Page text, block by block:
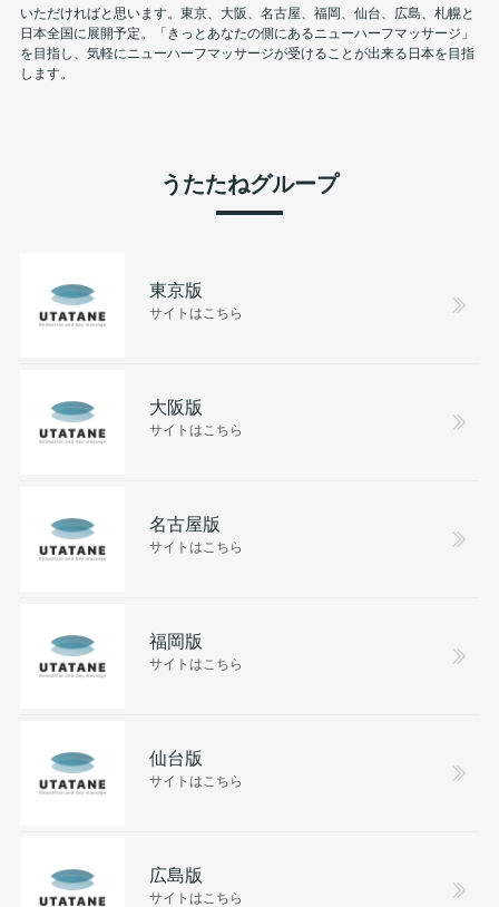
いただければと思います。東京、大阪、名古屋、福岡、仙台、広島、札幌と
日本全国に展開予定。「きっとあなたの側にあるニューハーフマッサージ」
を目指し、気軽にニューハーフマッサージが受けることが出来る日本を目指
します。
うたたねグループ
東京版
サイトはこちら
大阪版
サイトはこちら
名古屋版
サイトはこちら
福岡版
サイトはこちら
仙台版
サイトはこちら
広島版
サイトはこちら